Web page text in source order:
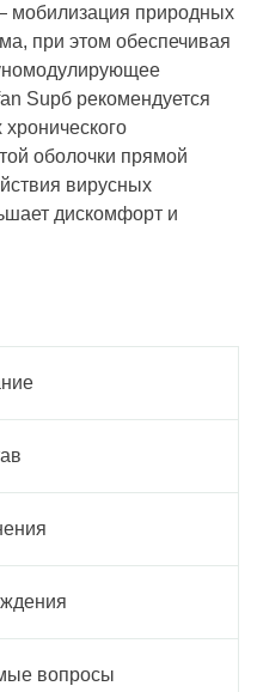
мобилизация природных
при этом обеспечивая
Supб рекомендуется
оболочки прямой
вирусных
дискомфорт и
вопросы